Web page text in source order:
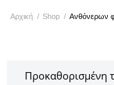
Τα νέα
Αρχική / Shop / Ανθόνερων